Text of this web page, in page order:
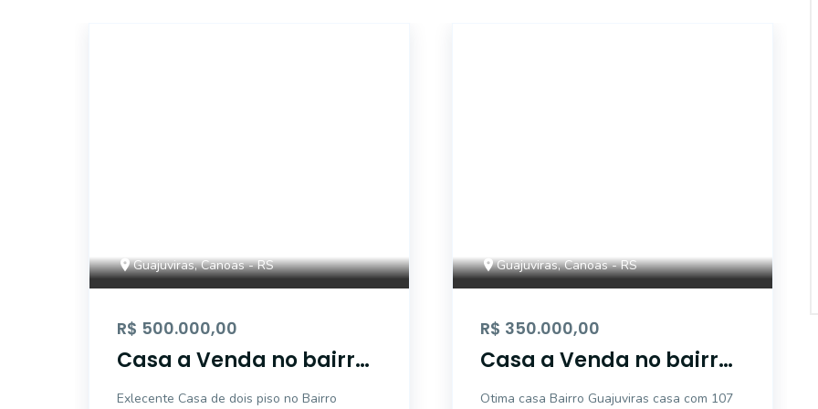
Guajuviras, Canoas - RS
R$ 500.000,00
Casa a Venda no bairro
Guajuviras - Canoas, RS
Exlecente Casa de dois piso no Bairro
Guajuviras, Canoas - RS
R$ 350.000,00
Casa a Venda no bairro
Guajuviras - Canoas, RS
Otima casa Bairro Guajuviras casa com 107